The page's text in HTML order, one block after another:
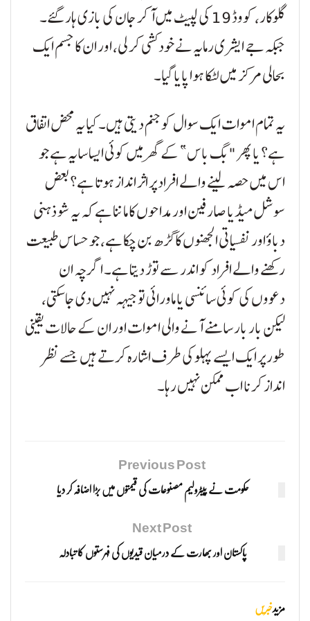
گلوکار، کووڈ 19 کی لپیٹ میں آ کر جان کی بازی ہار گئے۔
جبکہ جے ایشری رمایہ نے خودکشی کر لی، اور ان کا جسم ایک
بحالی مرکز میں لٹکا ہوا پایا گیا۔
یہ تمام اموات ایک سوال کو جنم دیتی ہیں۔ کیا یہ محض اتفاق
ہے؟ یا پھر "بگ باس” کے گھر میں کوئی ایسا سایہ ہے جو
اس میں حصہ لینے والے افراد پر اثر انداز ہوتا ہے؟ بعض
سوشل میڈیا صارفین اور مداحوں کا ماننا ہے کہ یہ شو ذہنی
دباؤ اور نفسیاتی الجھنوں کا گڑھ بن چکا ہے، جو حساس طبیعت
رکھنے والے افراد کو اندر سے توڑ دیتا ہے۔ اگرچہ ان
دعووں کی کوئی سائنسی یا ماورائی توجیہہ نہیں دی جا سکتی،
لیکن بار بار سامنے آنے والی اموات اور ان کے حالات یقینی
طور پر ایک ایسے پہلو کی طرف اشارہ کرتے ہیں جسے نظر
انداز کرنا اب ممکن نہیں رہا۔
Previous Post
حکومت نے پیٹرولیم مصنوعات کی قیمتوں میں بڑا اضافہ کر دیا
Next Post
پاکستان اور بھارت کے درمیان قیدیوں کی فہرستوں کا تبادلہ
مزیدخبریں